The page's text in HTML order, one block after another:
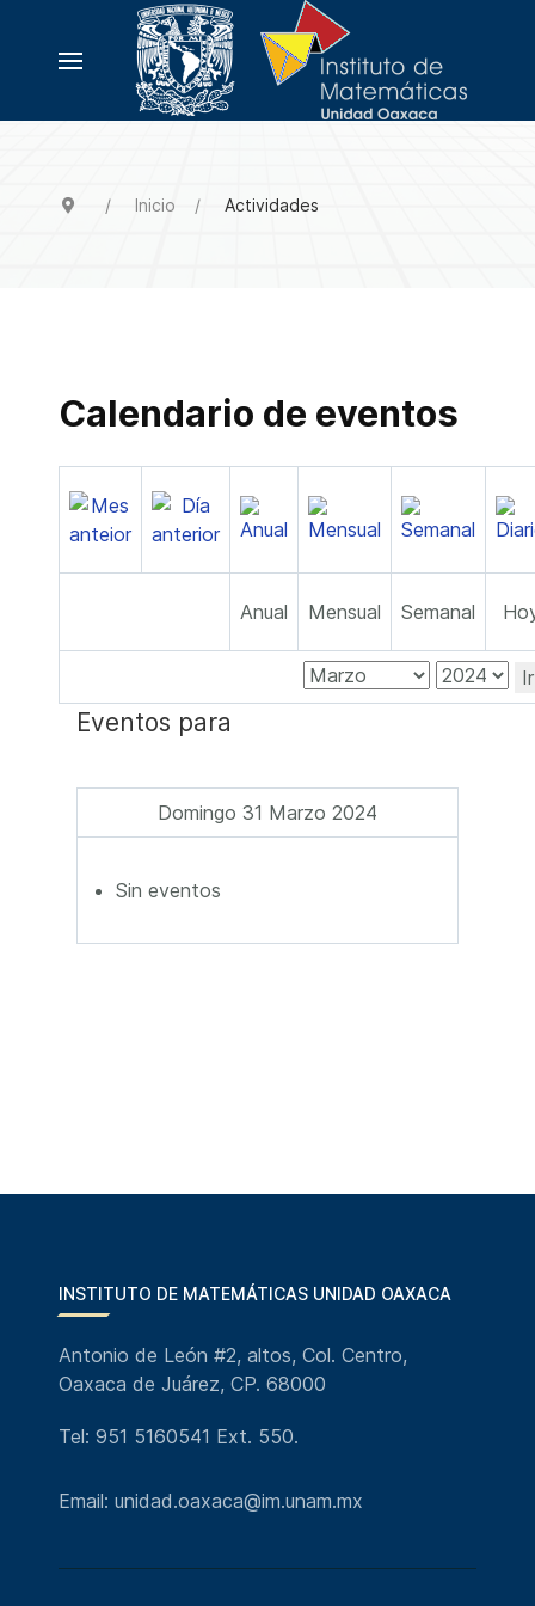
Inicio Actividades
Calendario de eventos
Anual Mensual Semanal
Eventos para
Domingo 31 Marzo 2024
Sin eventos
INSTITUTO DE MATEMÁTICAS UNIDAD OAXACA
Antonio de León #2, altos, Col. Centro,
Oaxaca de Juárez, CP. 68000
Tel: 951 5160541 Ext. 550.
Email: unidad.oaxaca@im.unam.mx